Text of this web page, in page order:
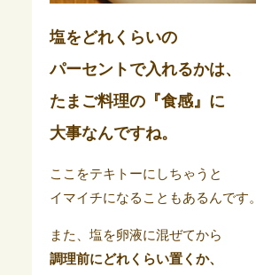
塩をどれくらいの
パーセントで入れるかは、
たまご料理の『食感』に
大事なんですね。
ここをテキトーにしちゃうと
イマイチになることもあるんです。
また、塩を卵液に混ぜてから
調理前にどれくらい置くか、